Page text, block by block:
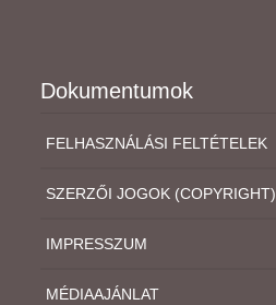
Dokumentumok
FELHASZNÁLÁSI FELTÉTELEK
SZERZŐI JOGOK (COPYRIGHT)
IMPRESSZUM
MÉDIAAJÁNLAT